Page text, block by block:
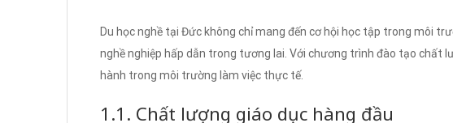
Du học nghề tại Đức không chỉ mang đến cơ hội học tập trong môi
nghề nghiệp hấp dẫn trong tương lai. Với chương trình đào tạo chất
hành trong môi trường làm việc thực tế.
1.1. Chất lượng giáo dục hàng đầu